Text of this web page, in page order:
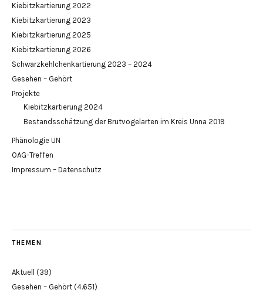
Kiebitzkartierung 2022
Kiebitzkartierung 2023
Kiebitzkartierung 2025
Kiebitzkartierung 2026
Schwarzkehlchenkartierung 2023 – 2024
Gesehen – Gehört
Projekte
Kiebitzkartierung 2024
Bestandsschätzung der Brutvogelarten im Kreis Unna 2019
Phänologie UN
OAG-Treffen
Impressum – Datenschutz
THEMEN
Aktuell (39)
Gesehen – Gehört (4.651)